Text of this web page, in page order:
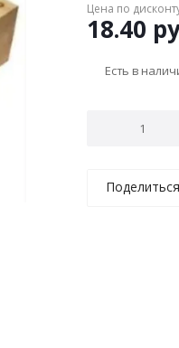
Цена по
18.40
Есть в
Поделиться